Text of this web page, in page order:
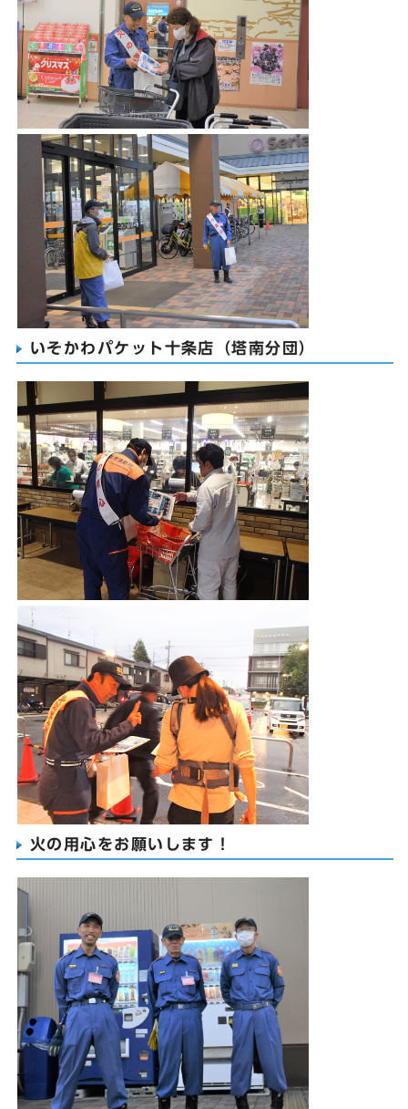
いそかわパケット十条店（塔南分団）
火の用心をお願いします！